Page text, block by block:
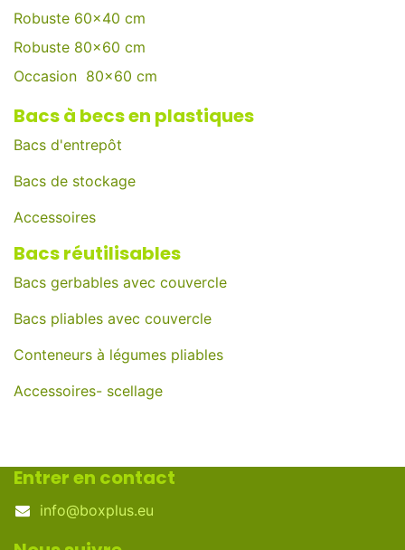
Robuste 60x40 cm
Robuste 80x60 cm
Occasion 80x60 cm
Bacs à becs en plastiques
Bacs d'entrepôt
Bacs de stockage
Accessoires
Bacs réutilisables
Bacs gerbables avec couvercle
Bacs pliables avec couvercle
Conteneurs à légumes pliables
Accessoires- scellage
Entrer en contact
info@boxplus.eu